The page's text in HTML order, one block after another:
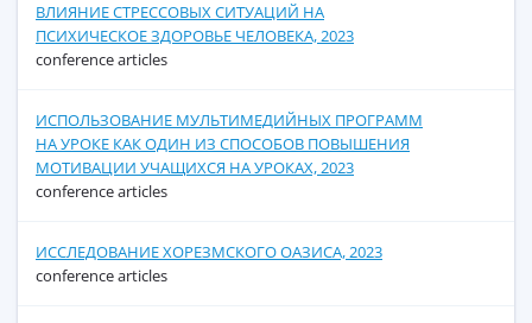
ВЛИЯНИЕ СТРЕССОВЫХ СИТУАЦИЙ НА
ПСИХИЧЕСКОЕ ЗДОРОВЬЕ ЧЕЛОВЕКА, 2023
conference articles
ИСПОЛЬЗОВАНИЕ МУЛЬТИМЕДИЙНЫХ ПРОГРАММ
НА УРОКЕ КАК ОДИН ИЗ СПОСОБОВ ПОВЫШЕНИЯ
МОТИВАЦИИ УЧАЩИХСЯ НА УРОКАХ, 2023
conference articles
ИССЛЕДОВАНИЕ ХОРЕЗМСКОГО ОАЗИСА, 2023
conference articles